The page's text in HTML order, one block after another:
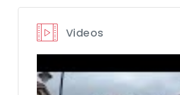
Videos